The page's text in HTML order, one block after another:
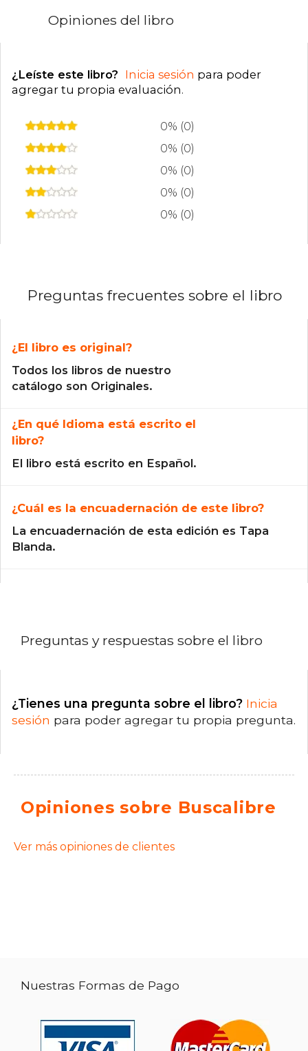
Opiniones del libro
¿Leíste este libro? Inicia sesión para poder
agregar tu propia evaluación.
0% (0)
0% (0)
0% (0)
0% (0)
0% (0)
Preguntas frecuentes sobre el libro
¿El libro es original?
Todos los libros de nuestro
catálogo son Originales.
¿En qué Idioma está escrito el
libro?
El libro está escrito en Español.
¿Cuál es la encuadernación de este libro?
La encuadernación de esta edición es Tapa
Blanda.
Preguntas y respuestas sobre el libro
¿Tienes una pregunta sobre el libro? Inicia
sesión para poder agregar tu propia pregunta.
Opiniones sobre Buscalibre
Ver más opiniones de clientes
Nuestras Formas de Pago